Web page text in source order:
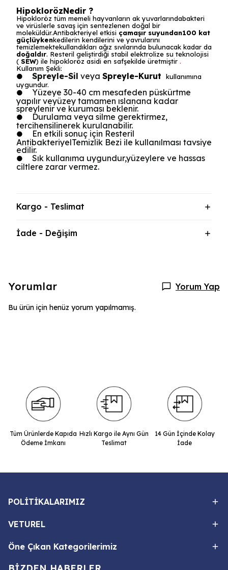
HipoklorözNedir ?
Hipokloröz tüm memeli hayvanların ak yuvarlarındabakteri
ve virüslerle savaş için sentezlenen doğal bir
moleküldür.Antibakteriyel etkisi çamaşır suyundan100 kat
güçlüykenkedilerin kendilerini ve yavrularını
temizlemektekullandıkları ağız sıvılarında bulunacak kadar da
doğaldır. Resteril geliştirdiği stabil elektrolize su teknolojisi
( SEW) ile hipokloröz asidi en safşekilde üretmiştir .
Kullanım Şekli:
● Spreyle-Sil veya Spreyle-Kurut
kullanımına
uygundur.
●
Yüzeye 30-40 cm mesafeden püskürtme
yapılır veyüzey tamamen ıslanana kadar
spreylenir ve kuruması beklenir.
●
Durulama veya silme gerektirmez,
tercihensilinerek kurulanabilir.
●
En etkili sonuç için Resteril
AntibakteriyelTemizlik Bezi ile kullanılması tavsiye
edilir.
●
Sık kullanıma uygundur,yüzeylere ve hassas
ciltlere zarar vermez.
Kargo - Teslimat
İade - Değişim
Yorumlar Yorum Yap
Bu ürün için henüz yorum yapılmamış.
Tüm Ürünlerde Kapıda
Ödeme İmkanı
Hızlı Kargo ile Aynı Gün
Teslimat
14 Gün İçinde Kolay
İade
POLİTİKALARIMIZ
VETUREL
Öne Çıkan Kategorilerimiz